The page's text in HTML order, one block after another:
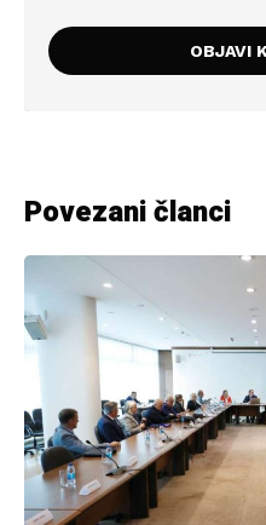
Povezani članci